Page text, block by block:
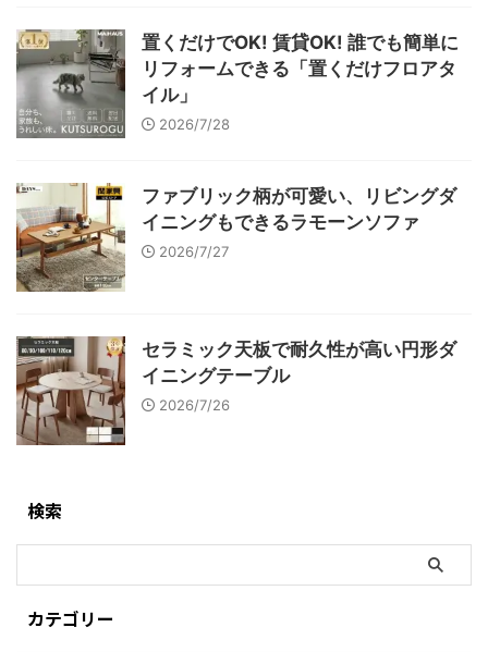
置くだけでOK! 賃貸OK! 誰でも簡単に
リフォームできる「置くだけフロアタ
イル」
2026/7/28
ファブリック柄が可愛い、リビングダ
イニングもできるラモーンソファ
2026/7/27
セラミック天板で耐久性が高い円形ダ
イニングテーブル
2026/7/26
検索
カテゴリー